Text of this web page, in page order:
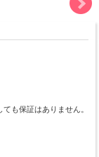
も保証はありません。